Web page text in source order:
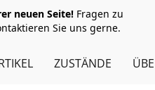
neuen Seite! Fragen zu
Sie uns gerne.
ZUSTÄNDE